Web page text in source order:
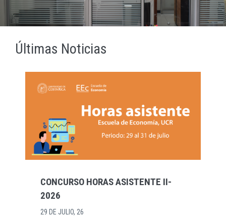
Últimas Noticias
ASISTENTE II-
ASISTENCIAS II-